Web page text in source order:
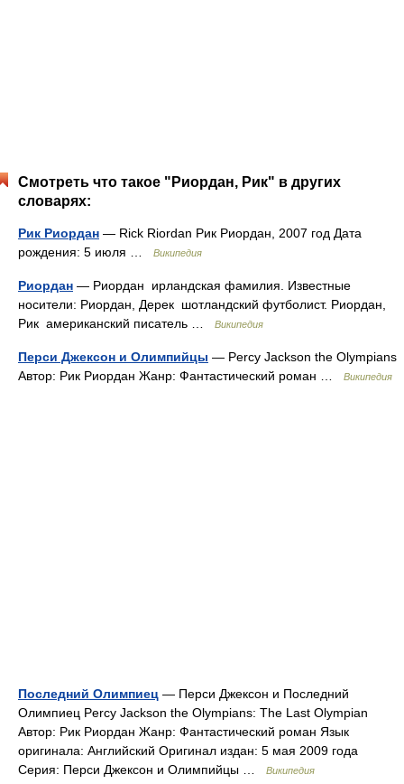
Смотреть что такое "Риордан, Рик" в других
словарях:
Рик Риордан — Rick Riordan Рик Риордан, 2007 год Дата
рождения: 5 июля …
Википедия
Риордан — Риордан ирландская фамилия. Известные
носители: Риордан, Дерек шотландский футболист. Риордан,
Рик американский писатель …
Википедия
Перси Джексон и Олимпийцы — Percy Jackson the Olympians
Автор: Рик Риордан Жанр: Фантастический роман …
Википедия
Последний Олимпиец — Перси Джексон и Последний
Олимпиец Percy Jackson the Olympians: The Last Olympian
Автор: Рик Риордан Жанр: Фантастический роман Язык
оригинала: Английский Оригинал издан: 5 мая 2009 года
Серия: Перси Джексон и Олимпийцы …
Википедия